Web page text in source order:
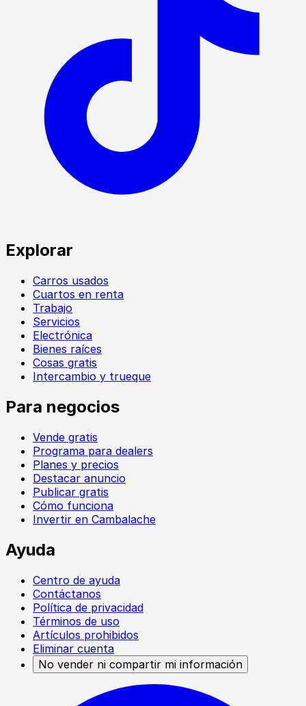
Explorar
Carros usados
Cuartos en renta
Trabajo
Servicios
Electrónica
Bienes raíces
Cosas gratis
Intercambio y trueque
Para negocios
Vende gratis
Programa para dealers
Planes y precios
Destacar anuncio
Publicar gratis
Cómo funciona
Invertir en Cambalache
Ayuda
Centro de ayuda
Contáctanos
Política de privacidad
Términos de uso
Artículos prohibidos
Eliminar cuenta
No vender ni compartir mi información